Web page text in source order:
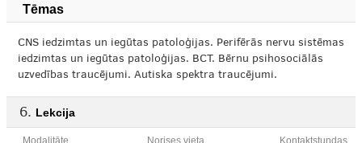
Tēmas
CNS iedzimtas un iegūtas patoloģijas. Perifērās nervu sistēmas
iedzimtas un iegūtas patoloģijas. BCT. Bērnu psihosociālās
uzvedības traucējumi. Autiska spektra traucējumi.
Lekcija
Modalitāte Norises vieta Kontaktstundas